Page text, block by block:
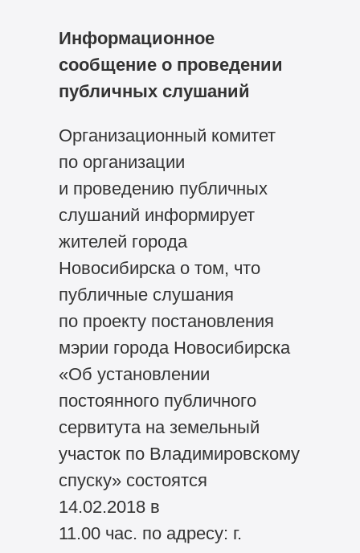
Информационное
сообщение о проведении
публичных слушаний
Организационный комитет
по организации
и проведению публичных
слушаний информирует
жителей города
Новосибирска о том, что
публичные слушания
по проекту постановления
мэрии города Новосибирска
«Об установлении
постоянного публичного
сервитута на земельный
участок по Владимировскому
спуску» состоятся
14.02.2018 в
11.00 час. по адресу: г.